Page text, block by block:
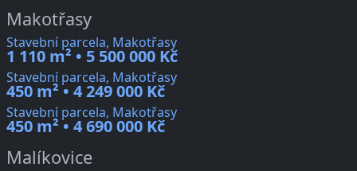
Makotřasy
Stavební parcela, Makotřasy
1 110 m² • 5 500 000 Kč
Stavební parcela, Makotřasy
450 m² • 4 249 000 Kč
Stavební parcela, Makotřasy
450 m² • 4 690 000 Kč
Malíkovice